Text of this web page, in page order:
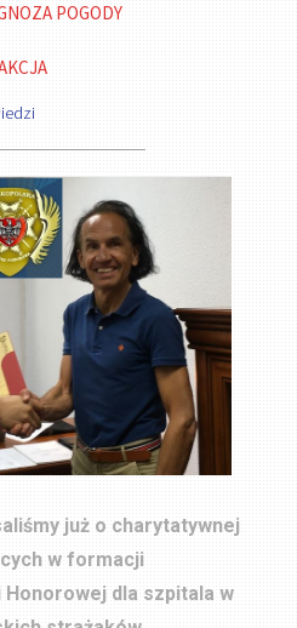
POGODY
już o charytatywnej
w formacji
dla szpitala w